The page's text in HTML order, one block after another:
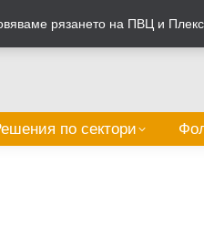
по сектори
рязането на ПВЦ и